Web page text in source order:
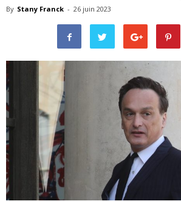
By Stany Franck - 26 juin 2023